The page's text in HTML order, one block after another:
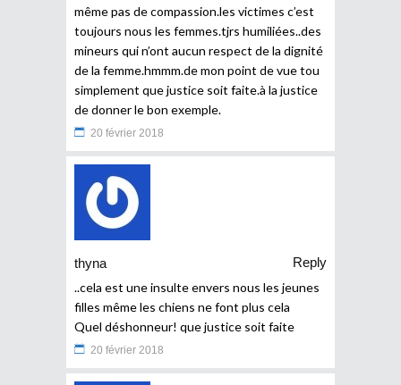
même pas de compassion.les victimes c’est
toujours nous les femmes.tjrs humiliées..des
mineurs qui n’ont aucun respect de la dignité
de la femme.hmmm.de mon point de vue tou
simplement que justice soit faite.à la justice
de donner le bon exemple.
20 février 2018
thyna
Reply
..cela est une insulte envers nous les jeunes
filles même les chiens ne font plus cela
Quel déshonneur! que justice soit faite
20 février 2018